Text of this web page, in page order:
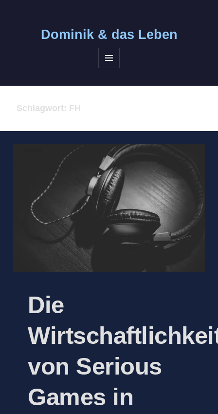
Dominik & das Leben
WIDGETS
Schlagwort: FH
Die
von Serious
Games in